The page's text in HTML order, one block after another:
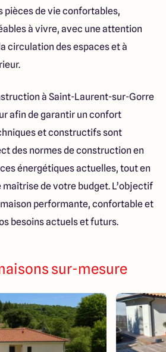
pièces de vie confortables,
à vivre, avec une attention
circulation des espaces et à
à Saint-Laurent-sur-Gorre
afin de garantir un confort
et constructifs sont
des normes de construction en
énergétiques actuelles, tout en
de votre budget. L’objectif
performante, confortable et
besoins actuels et futurs.
sur-mesure